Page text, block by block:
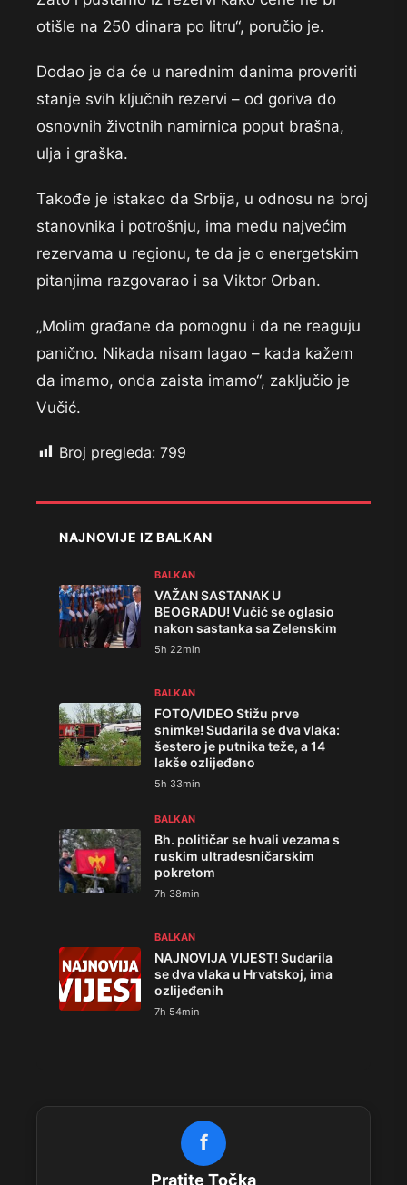
otišle na 250 dinara po litru“, poručio je.
Dodao je da će u narednim danima proveriti
stanje svih ključnih rezervi – od goriva do
osnovnih životnih namirnica poput brašna,
ulja i graška.
Takođe je istakao da Srbija, u odnosu na broj
stanovnika i potrošnju, ima među najvećim
rezervama u regionu, te da je o energetskim
pitanjima razgovarao i sa Viktor Orban.
„Molim građane da pomognu i da ne reaguju
panično. Nikada nisam lagao – kada kažem
da imamo, onda zaista imamo“, zaključio je
Vučić.
Broj pregleda: 799
NAJNOVIJE IZ BALKAN
BALKAN
VAŽAN SASTANAK U
BEOGRADU! Vučić se oglasio
nakon sastanka sa Zelenskim
5h 22min
BALKAN
FOTO/VIDEO Stižu prve
snimke! Sudarila se dva vlaka:
šestero je putnika teže, a 14
lakše ozlijeđeno
5h 33min
BALKAN
Bh. političar se hvali vezama s
ruskim ultradesničarskim
pokretom
7h 38min
BALKAN
NAJNOVIJA VIJEST! Sudarila
se dva vlaka u Hrvatskoj, ima
ozlijeđenih
7h 54min
f
Pratite Točka